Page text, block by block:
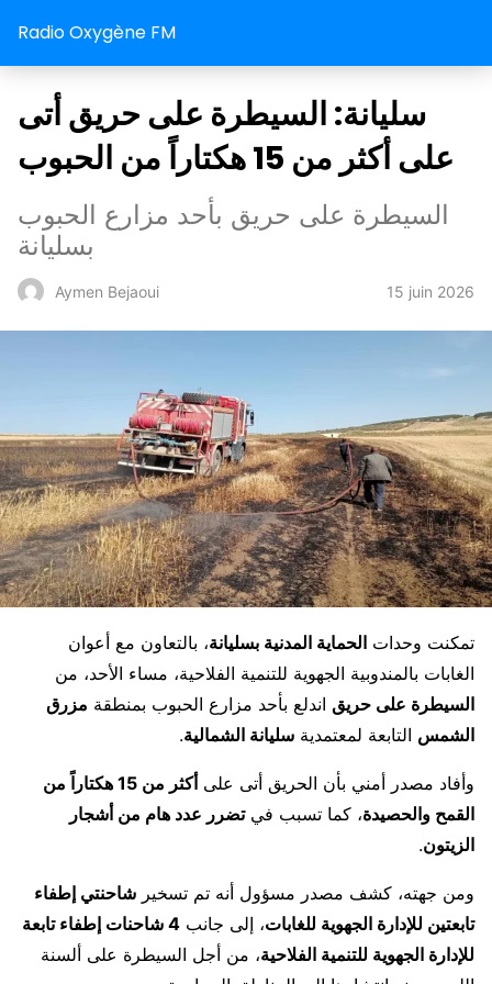
Radio Oxygène FM
سليانة: السيطرة على حريق أتى
على أكثر من 15 هكتاراً من الحبوب
السيطرة على حريق بأحد مزارع الحبوب
بسليانة
Aymen Bejaoui 15 juin 2026
تمكنت وحدات الحماية المدنية بسليانة، بالتعاون مع أعوان
الغابات بالمندوبية الجهوية للتنمية الفلاحية، مساء الأحد، من
السيطرة على حريق اندلع بأحد مزارع الحبوب بمنطقة مزرق
الشمس التابعة لمعتمدية سليانة الشمالية.
وأفاد مصدر أمني بأن الحريق أتى على
أكثر من 15 هكتاراً من
القمح والحصيدة، كما تسبب فيتضرر عدد هام من أشجار
الزيتون.
ومن جهته، كشف مصدر مسؤول أنه تم تسخير شاحنتي إطفاء
تابعتين للإدارة الجهوية للغابات، إلى جانب
4 شاحنات إطفاء تابعة
للإدارة الجهوية للتنمية الفلاحية، من أجل السيطرة على ألسنة